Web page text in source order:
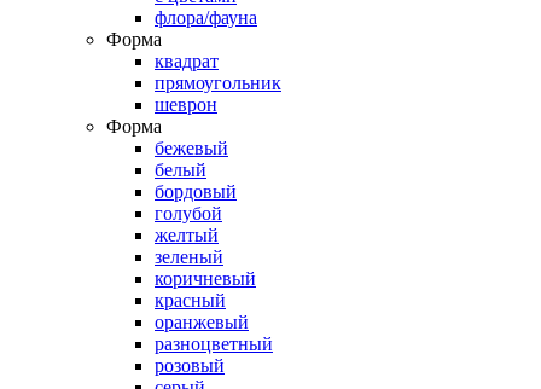
флора/фауна
Форма
квадрат
прямоугольник
шеврон
Форма
бежевый
белый
бордовый
голубой
желтый
зеленый
коричневый
красный
оранжевый
разноцветный
розовый